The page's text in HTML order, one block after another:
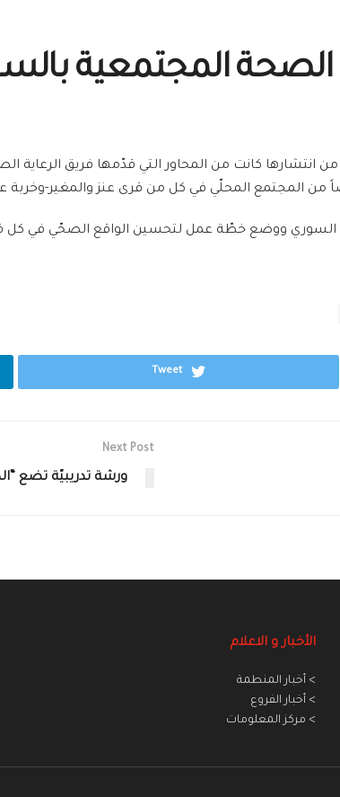
المجتمعية
انتشارها كانت من المحاور التي قدّمها فريق الرعاية
السوري ووضع خطّة عمل لتحسين الواقع الصحّي في كل
Tweet
Next Post
ورشة تدريبيّة تضع
الأخبار و الاعلام
> أخبار المنطمة
> أخبار الفروع
> مركز المعلومات